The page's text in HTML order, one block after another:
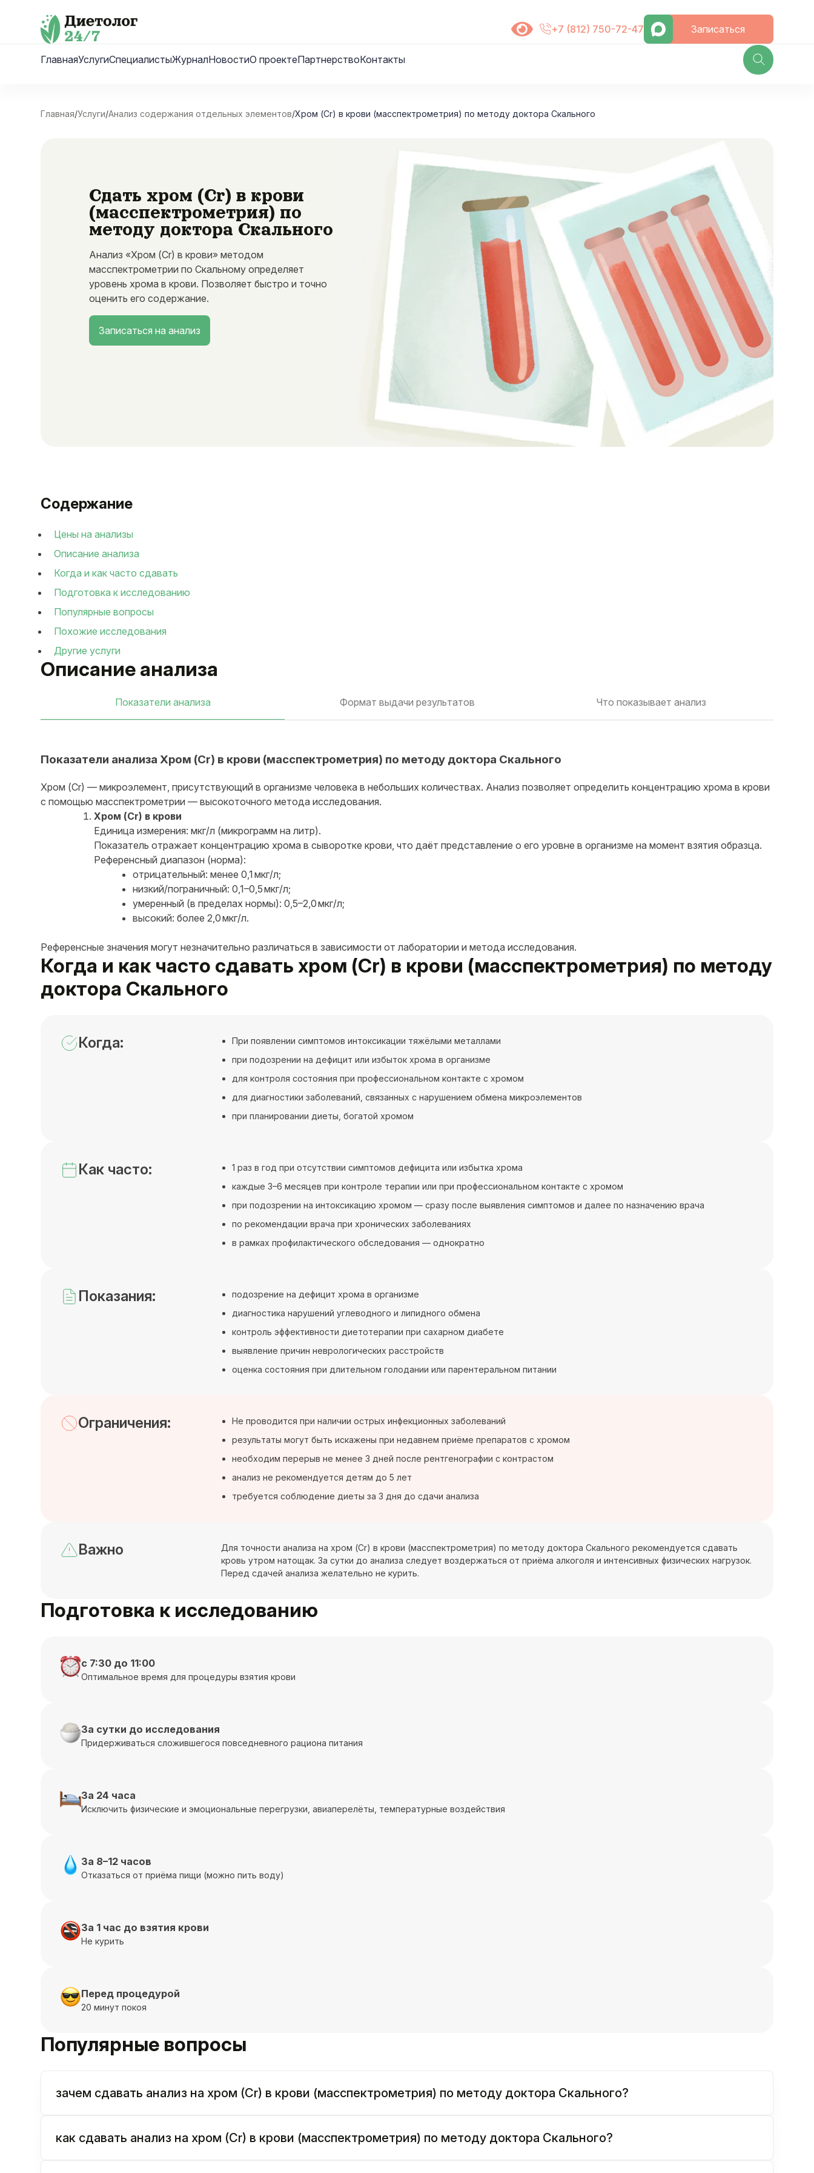
+7 (812) 750-72-47 Записаться
ГлавнаяУслугиСпециалистыЖурналНовостиО проектеПартнерствоКонтакты
Главная/Услуги/Анализ содержания отдельных элементов/Хром (Cr) в крови (масспектрометрия) по методу доктора Скального
Сдать хром (Cr) в крови
(масспектрометрия) по
методу доктора Скального
Анализ «Хром (Cr) в крови» методом
масспектрометрии по Скальному определяет
уровень хрома в крови. Позволяет быстро и точно
оценить его содержание.
Записаться на анализ
Описание анализа
Показатели анализа Формат выдачи результатов Что показывает анализ
Показатели анализа Хром (Cr) в крови (масспектрометрия) по методу доктора Скального
Хром (Cr) — микроэлемент, присутствующий в организме человека в небольших количествах. Анализ позволяет определить концентрацию хрома в крови
с помощью масспектрометрии — высокоточного метода исследования.
Хром (Cr) в крови
Единица измерения: мкг/л (микрограмм на литр).
Показатель отражает концентрацию хрома в сыворотке крови, что даёт представление о его уровне в организме на момент взятия образца.
Референсный диапазон (норма):
отрицательный: менее 0,1 мкг/л;
низкий/пограничный: 0,1–0,5 мкг/л;
умеренный (в пределах нормы): 0,5–2,0 мкг/л;
высокий: более 2,0 мкг/л.
Референсные значения могут незначительно различаться в зависимости от лаборатории и метода исследования.
Когда и как часто сдавать хром (Cr) в крови (масспектрометрия) по методу
доктора Скального
Когда:
При появлении симптомов интоксикации тяжёлыми металлами
при подозрении на дефицит или избыток хрома в организме
для контроля состояния при профессиональном контакте с хромом
для диагностики заболеваний, связанных с нарушением обмена микроэлементов
при планировании диеты, богатой хромом
Как часто:
1 раз в год при отсутствии симптомов дефицита или избытка хрома
каждые 3–6 месяцев при контроле терапии или при профессиональном контакте с хромом
при подозрении на интоксикацию хромом — сразу после выявления симптомов и далее по назначению врача
по рекомендации врача при хронических заболеваниях
в рамках профилактического обследования — однократно
Показания:
подозрение на дефицит хрома в организме
диагностика нарушений углеводного и липидного обмена
контроль эффективности диетотерапии при сахарном диабете
выявление причин неврологических расстройств
оценка состояния при длительном голодании или парентеральном питании
Ограничения:
Не проводится при наличии острых инфекционных заболеваний
результаты могут быть искажены при недавнем приёме препаратов с хромом
необходим перерыв не менее 3 дней после рентгенографии с контрастом
анализ не рекомендуется детям до 5 лет
требуется соблюдение диеты за 3 дня до сдачи анализа
Важно
Для точности анализа на хром (Cr) в крови (масспектрометрия) по методу доктора Скального рекомендуется сдавать
кровь утром натощак. За сутки до анализа следует воздержаться от приёма алкоголя и интенсивных физических нагрузок.
Перед сдачей анализа желательно не курить.
Подготовка к исследованию
с 7:30 до 11:00
Оптимальное время для процедуры взятия крови
За сутки до исследования
Придерживаться сложившегося повседневного рациона питания
За 24 часа
Исключить физические и эмоциональные перегрузки, авиаперелёты, температурные воздействия
За 8–12 часов
Отказаться от приёма пищи (можно пить воду)
За 1 час до взятия крови
Не курить
Перед процедурой
20 минут покоя
Популярные вопросы
зачем сдавать анализ на хром (Cr) в крови (масспектрометрия) по методу доктора Скального?
как сдавать анализ на хром (Cr) в крови (масспектрометрия) по методу доктора Скального?
Содержание
Цены на анализы
Описание анализа
Когда и как часто сдавать
Подготовка к исследованию
Популярные вопросы
Похожие исследования
Другие услуги